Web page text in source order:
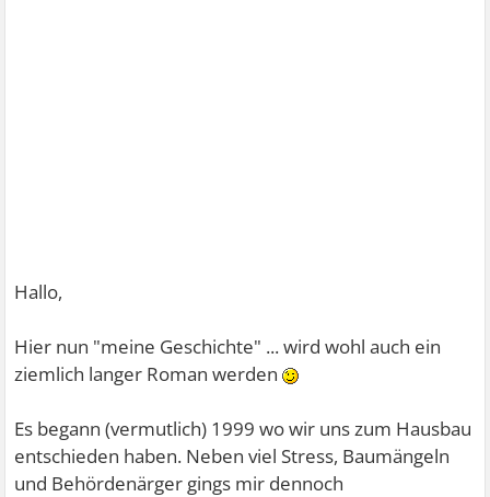
Hallo,
Hier nun "meine Geschichte" ... wird wohl auch ein
ziemlich langer Roman werden
Es begann (vermutlich) 1999 wo wir uns zum Hausbau
entschieden haben. Neben viel Stress, Baumängeln
und Behördenärger gings mir dennoch